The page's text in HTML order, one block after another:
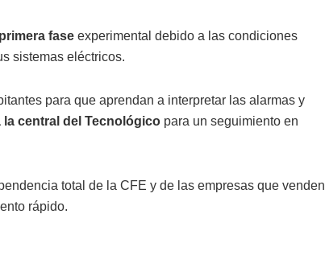
fase experimental debido a las condiciones
sistemas eléctricos.
para que aprendan a interpretar las alarmas y
la central del Tecnológico para un seguimiento en
total de la CFE y de las empresas que venden
rápido.